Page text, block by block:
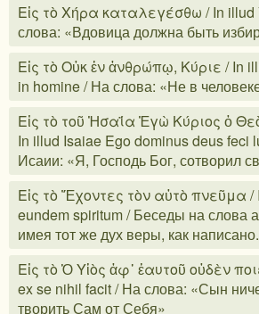
Εἰς τὸ Χήρα καταλεγέσθω / In illud
слова: «Вдовица должна быть
Εἰς τὸ Οὐκ ἐν ἀνθρώπῳ, Κύριε / In
in homine / На слова: «Не в
Εἰς τὸ τοῦ Ἠσαΐα Ἐγὼ Κύριος ὁ
In illud Isaiae Ego dominus deus feci
Исаии: «Я, Господь Бог, сотворил
Εἰς τὸ Ἔχοντες τὸν αὐτὸ πνεῦμα /
eundem spiritum / Беседы на слова
имея тот же дух веры, как
Εἰς τὸ Ὁ Υἱὸς ἀφ᾽ ἑαυτοῦ οὐδὲν
ex se nihil facit / На слова: «Сын
творить Сам от Себя»